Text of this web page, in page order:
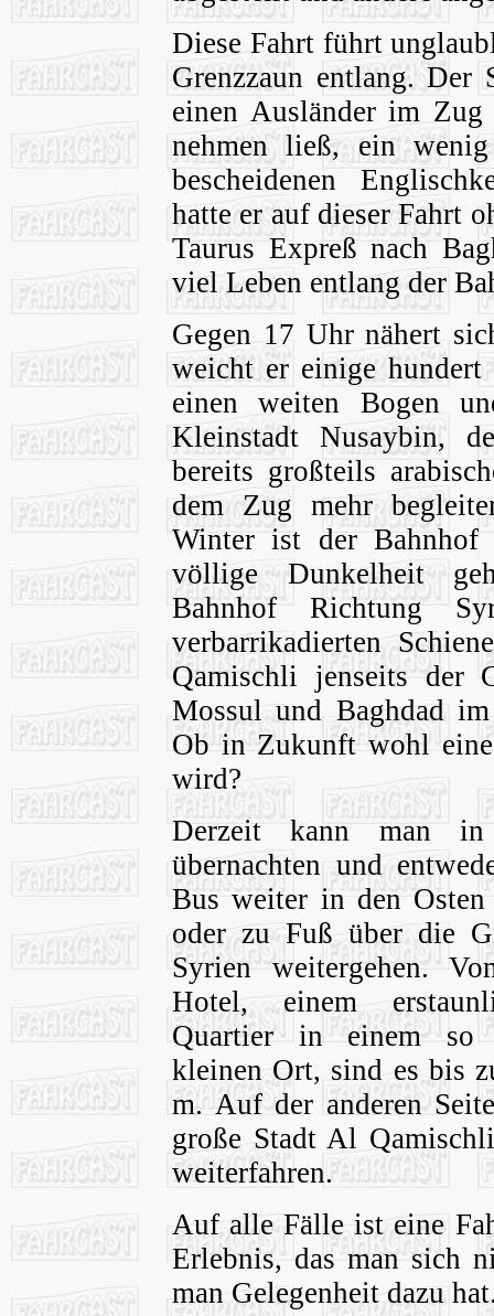
Diese Fahrt führt
Grenzzaun entlang. Der
einen Ausländer im
nehmen ließ, ein
bescheidenen
hatte er auf dieser Fahrt
Taurus Expreß nach
viel Leben entlang der
Gegen 17 Uhr nähert
weicht er einige
einen weiten Bogen
Kleinstadt Nusaybin,
bereits großteils
dem Zug mehr
Winter ist der
völlige Dunkelheit
Bahnhof Richtung
verbarrikadierten
Qamischli jenseits der
Mossul und Baghdad
Ob in Zukunft wohl
wird?
Derzeit kann man in
übernachten und
Bus weiter in den
oder zu Fuß über die
Syrien weitergehen.
Hotel, einem
Quartier in einem so
kleinen Ort, sind es bis
m. Auf der anderen
große Stadt Al
weiterfahren.
Auf alle Fälle ist eine
Erlebnis, das man sich
man Gelegenheit dazu